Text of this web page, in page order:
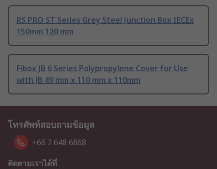
RS PRO ST Series Grey Steel Junction Box IECEx
150mm 120 mm
Fibox JB 6 Series Polypropylene Cover for Use
with JB 49 mm x 110 mm x 110mm
โทรศัพท์สอบถามข้อมูล
+66 2 648 6868
ติดตามเราได้ที่